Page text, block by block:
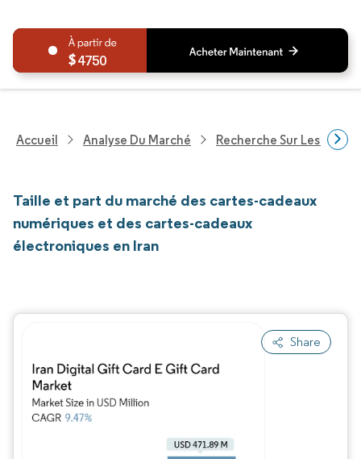
4750
Accueil Analyse Du Marché Recherche Sur Les
Taille et part du marché des cartes-cadeaux
numériques et des cartes-cadeaux
électroniques en Iran
Share